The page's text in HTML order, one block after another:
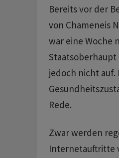
Bereits vor der
von Chameneis
war eine Woche
jedoch nicht auf.
Rede.
Zwar werden
Internetauftritte